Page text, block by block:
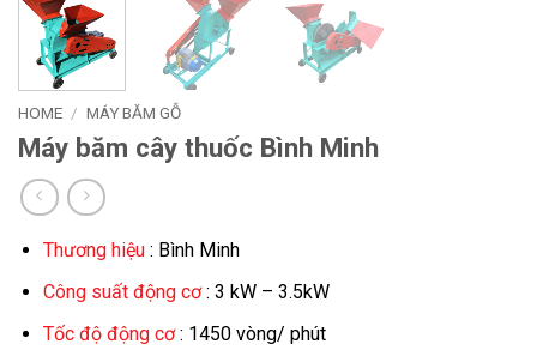
HOME / MÁY BĂM GỖ
Máy băm cây thuốc Bình Minh
Thương hiệu: Bình Minh
Công suất động cơ: 3 kW – 3.5kW
Tốc độ động cơ: 1450 vòng/ phút